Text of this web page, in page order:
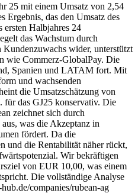
25 mit einem Umsatz von 2,54
Ergebnis, das den Umsatz des
ersten Halbjahres 24
das Wachstum durch
wider, unterstützt
wie Commerz-GlobalPay. Die
Spanien und LATAM fort. Mit
und wachsenden
die Umsatzschätzung von
das GJ25 konservativ. Die
zeichnet sich durch
was die Akzeptanz in
fördert. Da die
und die Rentabilität näher rückt,
Wir bekräftigen
von EUR 10,00, was einem
Die vollständige Analyse
companies/rubean-ag